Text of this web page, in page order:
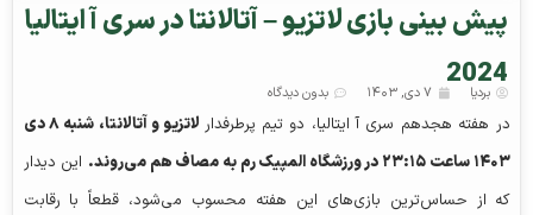
پیش‌ بینی بازی لاتزیو – آتالانتا در سری آ ایتالیا
2024
بردیا ۷ دی, ۱۴۰۳ بدون دیدگاه
در هفته هجدهم سری آ ایتالیا، دو تیم پرطرفدار
لاتزیو و آتالانتا، شنبه ۸ دی
۱۴۰۳ ساعت ۲۳:۱۵ در ورزشگاه المپیک رم به مصاف هم می‌روند.
این دیدار
که از حساس‌ترین بازی‌های این هفته محسوب می‌شود، قطعاً با رقابت